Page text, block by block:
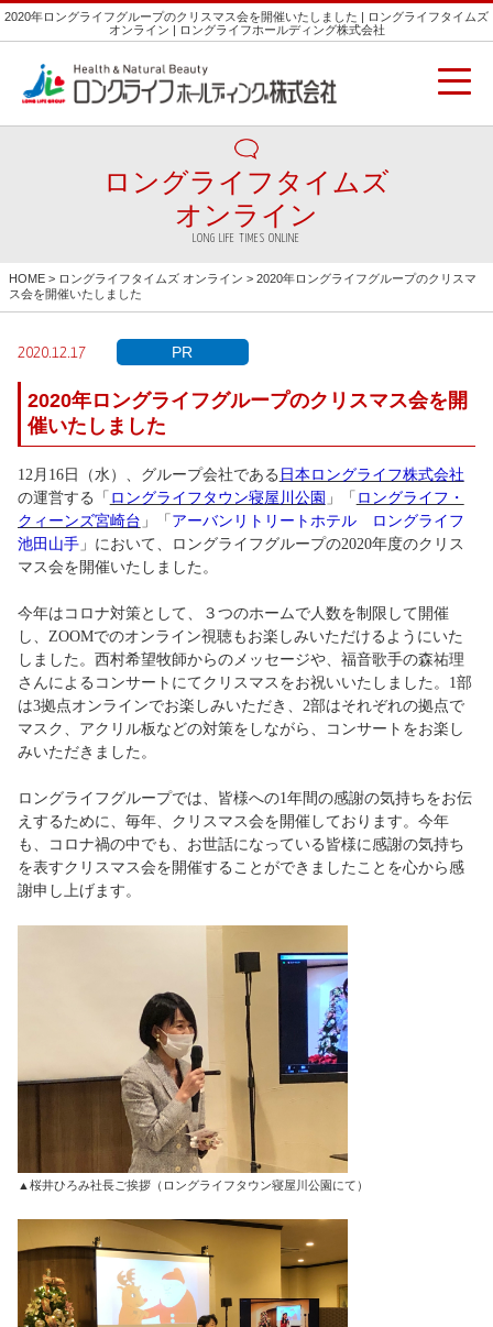
2020年ロングライフグループのクリスマス会を開催いたしました | ロングライフタイムズ
オンライン | ロングライフホールディング株式会社
ロングライフタイムズ
オンライン
LONG LIFE TIMES ONLINE
HOME > ロングライフタイムズ オンライン > 2020年ロングライフグループのクリスマ
ス会を開催いたしました
2020.12.17 PR
2020年ロングライフグループのクリスマス会を開
催いたしました
12月16日（水）、グループ会社である 日本ロングライフ株式会社
の運営する
「 ロングライフタウン寝屋川公園 」 「 ロングライフ・
クィーンズ宮崎台 」「 アーバンリトリートホテル ロングライフ
池田山手」において、ロングライフグループの2020年度のクリス
マス会を開催いたしました。
今年はコロナ対策として、３つのホームで人数を制限して開催
し、ZOOMでのオンライン視聴もお楽しみいただけるようにいた
しました。西村希望牧師からのメッセージや、福音歌手の森祐理
さんによるコンサートにてクリスマスをお祝いいたしました。1部
は3拠点オンラインでお楽しみいただき、2部はそれぞれの拠点で
マスク、アクリル板などの対策をしながら、コンサートをお楽し
みいただきました。
ロングライフグループでは、皆様への1年間の感謝の気持ちをお伝
えするために、毎年、クリスマス会を開催しております。今年
も、コロナ禍の中でも、お世話になっている皆様に感謝の気持ち
を表すクリスマス会を開催することができましたことを心から感
謝申し上げます。
▲桜井ひろみ社長ご挨拶（ロングライフタウン寝屋川公園にて）